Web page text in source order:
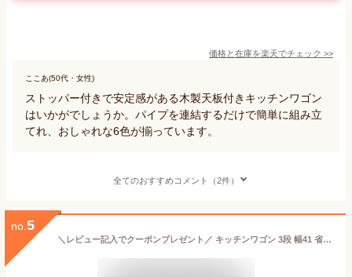
価格と在庫を楽天でチェック >>
ここあ(50代・女性)
ストッパー付きで安定感がある木製天板付きキッチンワゴン
はいかがでしょうか。パイプを連結するだけで簡単に組み立
てれ、おしゃれな6色が揃っています。
全てのおすすめコメント（2件）
no. 5
＼レビュー記入でクーポンプレゼント／ キッチンワゴン 3段 幅41 省スペース 隙間収納 スリム キャスター付 アイリスオーヤマ天板付き 奥行31 キッチンワゴン ランドリーワゴン キッチン収納 ランドリー収納 木天板 すき間収納 送料無料 CMM-WG4084